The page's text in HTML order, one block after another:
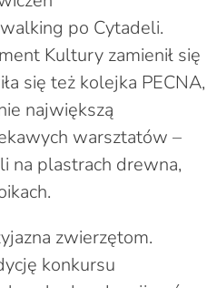
po Cytadeli.
Kultury zamienił się
się też kolejka PECNA,
największą
warsztatów –
na plastrach drewna,
zwierzętom.
konkursu